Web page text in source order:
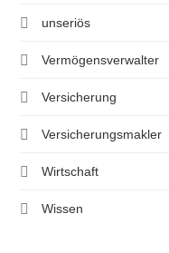
unseriös
Vermögensverwalter
Versicherung
Versicherungsmakler
Wirtschaft
Wissen